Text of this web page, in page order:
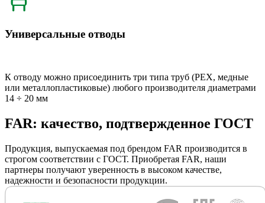
Универсальные отводы
К отводу можно присоединить три типа труб (РЕХ, медные
или металлопластиковые) любого производителя диаметрами
14 ÷ 20 мм
FAR: качество, подтвержденное ГОСТ
Продукция, выпускаемая под брендом FAR производится в
строгом соответствии с ГОСТ. Приобретая FAR, наши
партнеры получают уверенность в высоком качестве,
надежности и безопасности продукции.